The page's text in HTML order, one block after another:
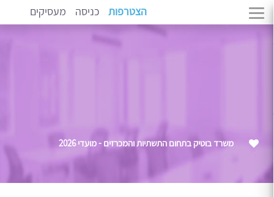
הצטרפות כניסה מעסיקים
משרד בוטיק בתחום התשתיות והמכרזים - מועדי 2026